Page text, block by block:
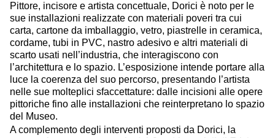
Pittore, incisore e artista concettuale, Dorici è noto per le
sue installazioni realizzate con materiali poveri tra cui
carta, cartone da imballaggio, vetro, piastrelle in ceramica,
cordame, tubi in PVC, nastro adesivo e altri materiali di
scarto usati nell’industria, che interagiscono con
l’architettura e lo spazio. L’esposizione intende portare alla
luce la coerenza del suo percorso, presentando l’artista
nelle sue molteplici sfaccettature: dalle incisioni alle opere
pittoriche fino alle installazioni che reinterpretano lo spazio
del Museo.
A complemento degli interventi proposti da Dorici, la